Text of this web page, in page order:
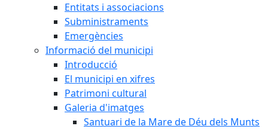
Entitats i associacions
Subministraments
Emergències
Informació del municipi
Introducció
El municipi en xifres
Patrimoni cultural
Galeria d'imatges
Santuari de la Mare de Déu dels Munts